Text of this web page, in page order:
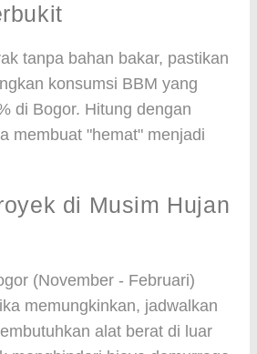
tanpa bahan bakar, pastikan
konsumsi BBM yang
di Bogor. Hitung dengan
membuat "hemat" menjadi
di Musim Hujan
(November - Februari)
memungkinkan, jadwalkan
alat berat di luar